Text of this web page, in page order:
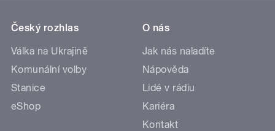
Český rozhlas
Válka na Ukrajině
Komunální volby
Stanice
eShop
O nás
Jak nás naladíte
Nápověda
Lidé v rádiu
Kariéra
Kontakt